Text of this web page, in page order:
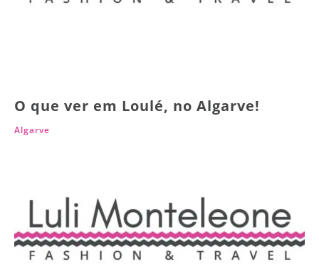
O que ver em Loulé, no Algarve!
Algarve